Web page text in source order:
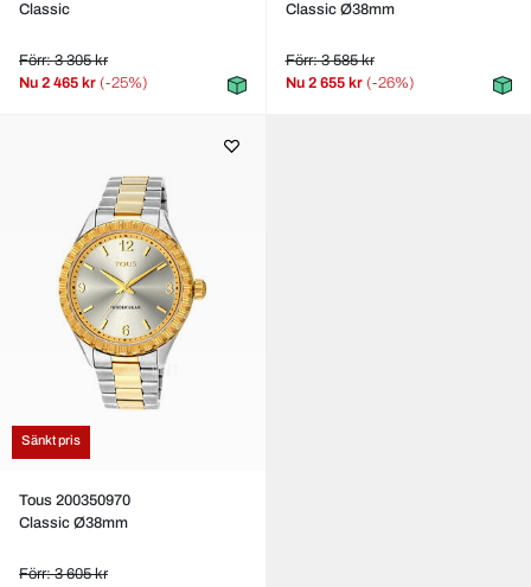
Classic
Förr: 3 305 kr
Nu 2 465 kr (-25%)
Classic Ø38mm
Förr: 3 585 kr
Nu 2 655 kr (-26%)
Sänkt pris
Tous 200350970
Classic Ø38mm
Förr: 3 605 kr